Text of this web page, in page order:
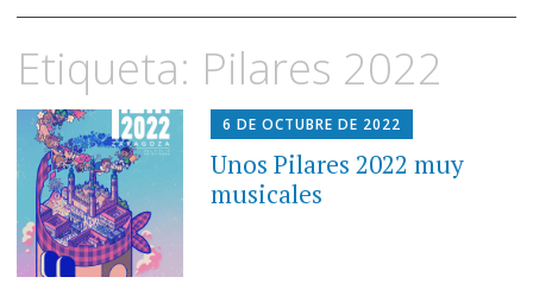
al
contenido
Etiqueta: Pilares 2022
6 DE OCTUBRE DE 2022
Unos Pilares 2022 muy
musicales